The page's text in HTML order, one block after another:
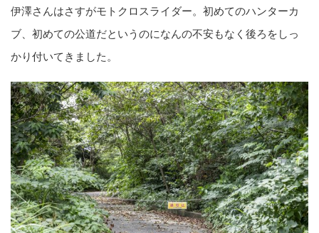
伊澤さんはさすがモトクロスライダー。初めてのハンターカ
ブ、初めての公道だというのになんの不安もなく後ろをしっ
かり付いてきました。